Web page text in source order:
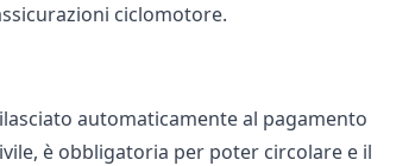
ciclomotore.
automaticamente al pagamento
è obbligatoria per poter circolare e il